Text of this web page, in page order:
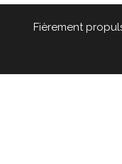
Fièrement